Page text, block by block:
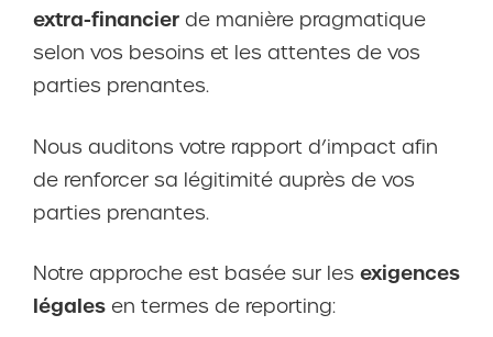
extra-financier de manière pragmatique
selon vos besoins et les attentes de vos
parties prenantes.
Nous auditons votre rapport d’impact afin
de renforcer sa légitimité auprès de vos
parties prenantes.
Notre approche est basée sur les exigences
légales en termes de reporting: